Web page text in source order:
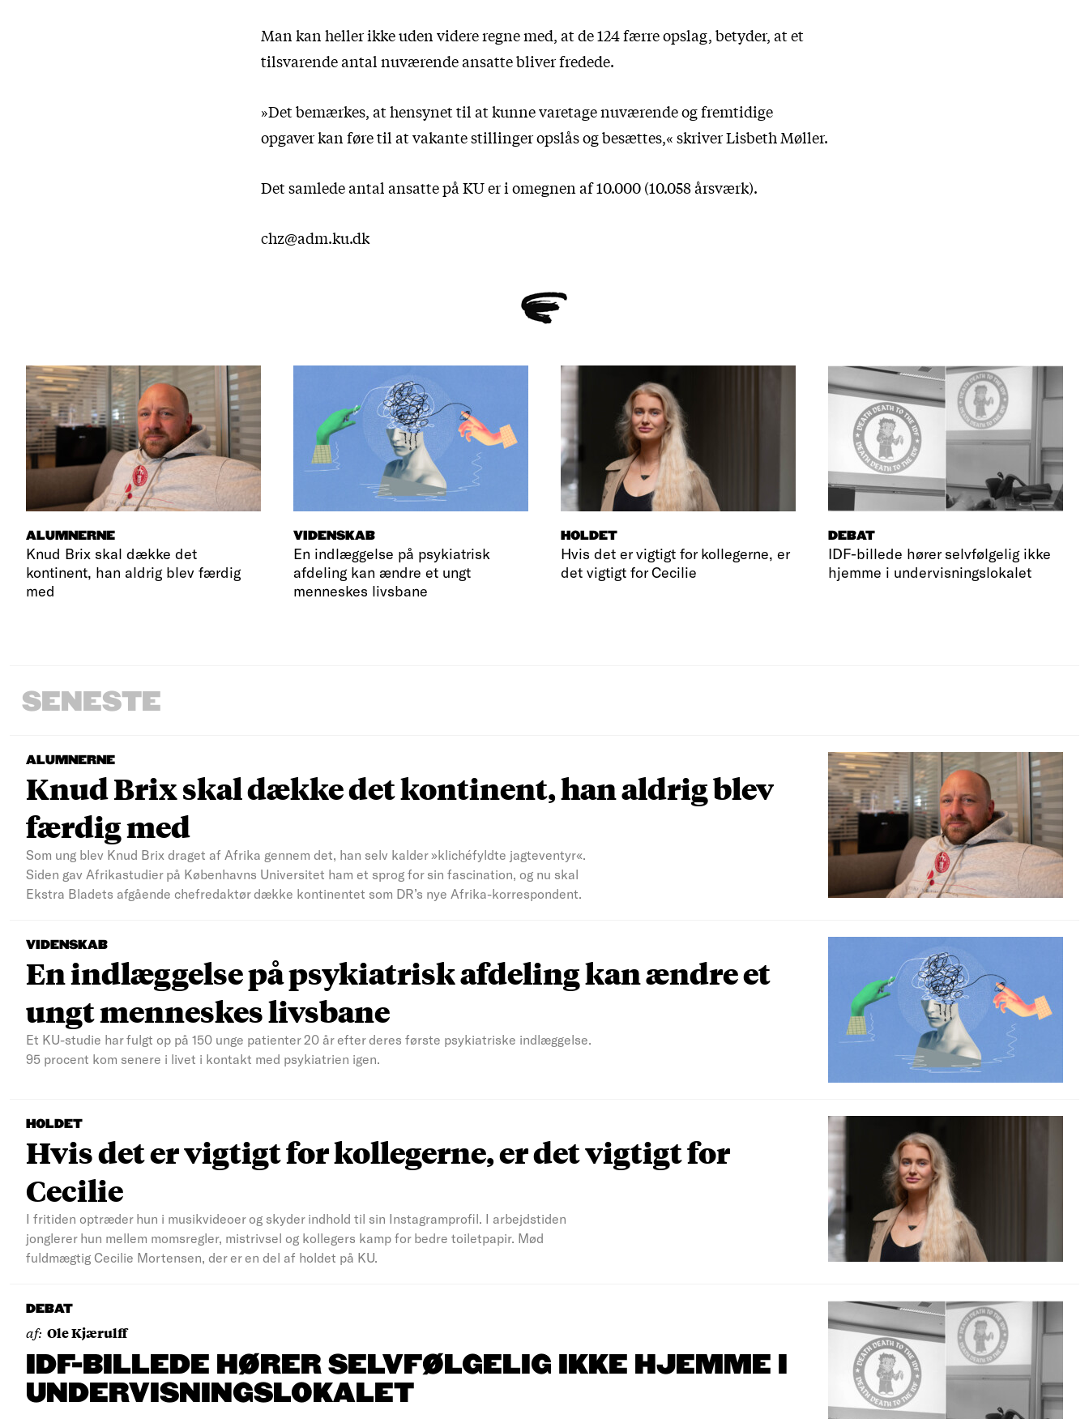
Man kan heller ikke uden videre regne med, at de 124 færre opslag, betyder, at et
tilsvarende antal nuværende ansatte bliver fredede.
»Det bemærkes, at hensynet til at kunne varetage nuværende og fremtidige
opgaver kan føre til at vakante stillinger opslås og besættes,« skriver Lisbeth Møller.
Det samlede antal ansatte på KU er i omegnen af 10.000 (10.058 årsværk).
chz@adm.ku.dk
ALUMNERNE
Knud Brix skal dække det
kontinent, han aldrig blev færdig
med
VIDENSKAB
En indlæggelse på psykiatrisk
afdeling kan ændre et ungt
menneskes livsbane
HOLDET
Hvis det er vigtigt for kollegerne, er
det vigtigt for Cecilie
DEBAT
IDF-billede hører selvfølgelig ikke
hjemme i undervisningslokalet
SENESTE
ALUMNERNE
Knud Brix skal dække det kontinent, han aldrig blev
færdig med
Som ung blev Knud Brix draget af Afrika gennem det, han selv kalder »klichéfyldte jagteventyr«.
Siden gav Afrikastudier på Københavns Universitet ham et sprog for sin fascination, og nu skal
Ekstra Bladets afgående chefredaktør dække kontinentet som DR’s nye Afrika-korrespondent.
VIDENSKAB
En indlæggelse på psykiatrisk afdeling kan ændre et
ungt menneskes livsbane
Et KU-studie har fulgt op på 150 unge patienter 20 år efter deres første psykiatriske indlæggelse.
95 procent kom senere i livet i kontakt med psykiatrien igen.
HOLDET
Hvis det er vigtigt for kollegerne, er det vigtigt for
Cecilie
I fritiden optræder hun i musikvideoer og skyder indhold til sin Instagramprofil. I arbejdstiden
jonglerer hun mellem momsregler, mistrivsel og kollegers kamp for bedre toiletpapir. Mød
fuldmægtig Cecilie Mortensen, der er en del af holdet på KU.
DEBAT
af: Ole Kjærulff
IDF-BILLEDE HØRER SELVFØLGELIG IKKE HJEMME I
UNDERVISNINGSLOKALET